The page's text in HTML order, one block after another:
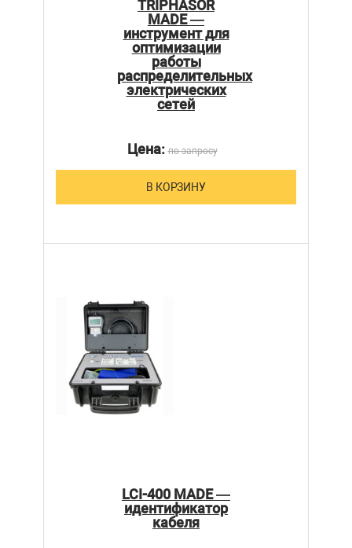
TRIPHASOR
MADE —
инструмент для
оптимизации
работы
распределительных
электрических
сетей
Цена:по запросу
В КОРЗИНУ
LCI-400 MADE —
идентификатор
кабеля